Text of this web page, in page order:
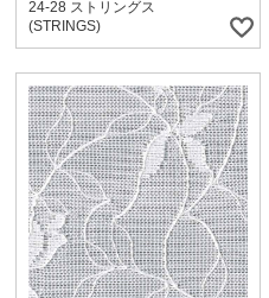
24-28 ストリングス
(STRINGS)